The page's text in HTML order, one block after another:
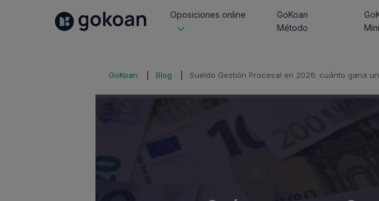
Oposiciones online
GoKoan
Método
Mini
GoKoan Blog Sueldo Gestión Procesal en 2026: cuánto gana